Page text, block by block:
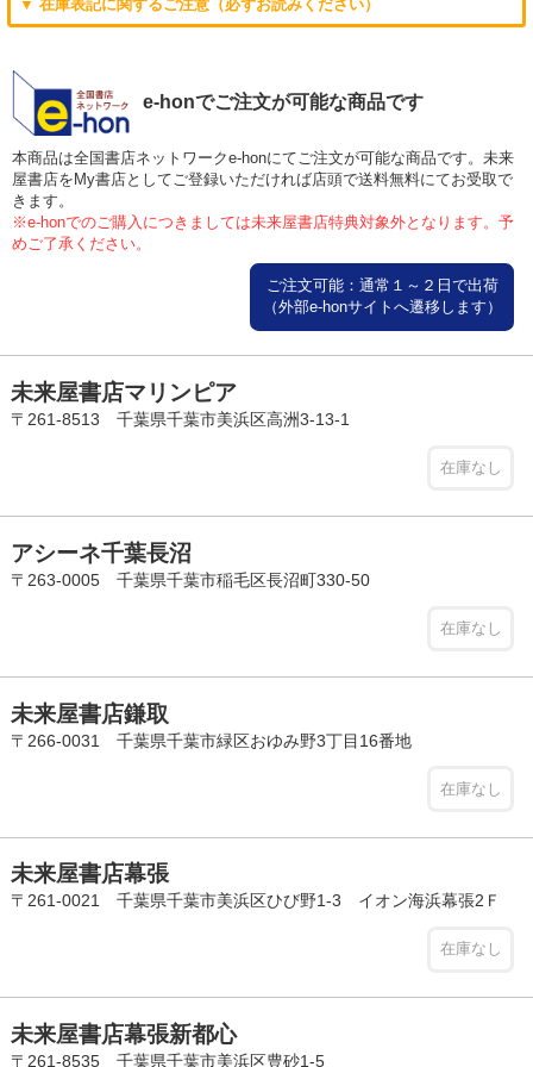
▼ 在庫表記に関するご注意（必ずお読みください）
e-honでご注文が可能な商品です
本商品は全国書店ネットワークe-honにてご注文が可能な商品です。未来
屋書店をMy書店としてご登録いただければ店頭で送料無料にてお受取で
きます。
※e-honでのご購入につきましては未来屋書店特典対象外となります。予
めご了承ください。
ご注文可能：通常１～２日で出荷
（外部e-honサイトへ遷移します）
未来屋書店マリンピア
〒261-8513 千葉県千葉市美浜区高洲3-13-1
在庫なし
アシーネ千葉長沼
〒263-0005 千葉県千葉市稲毛区長沼町330-50
在庫なし
未来屋書店鎌取
〒266-0031 千葉県千葉市緑区おゆみ野3丁目16番地
在庫なし
未来屋書店幕張
〒261-0021 千葉県千葉市美浜区ひび野1-3 イオン海浜幕張2Ｆ
在庫なし
未来屋書店幕張新都心
〒261-8535 千葉県千葉市美浜区豊砂1-5